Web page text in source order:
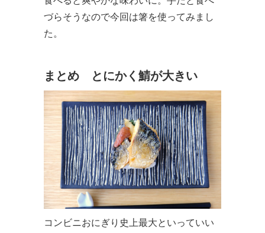
づらそうなので今回は箸を使ってみまし
た。
まとめ とにかく鯖が大きい
コンビニおにぎり史上最大といっていい